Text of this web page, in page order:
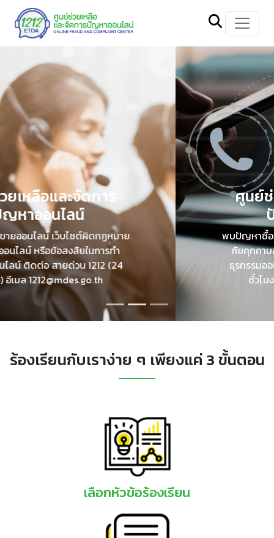
ศูนย์ช่วยเหลือและจัดการ
ปัญหาออนไลน์
พบปัญหาซื้อขายออนไลน์ เว็บไซต์ผิดกฏหมาย
ภัยคุกคามออนไลน์ หรือข้อสงสัยในการทำ
ธุรกรรมออนไลน์ ติดต่อ สายด่วน 1212 (24
ชั่วโมง) อีเมล 1212@mdes.go.th
ร้องเรียนกับเราง่าย ๆ เพียงแค่ 3 ขั้นตอน
เลือกหัวข้อร้องเรียน